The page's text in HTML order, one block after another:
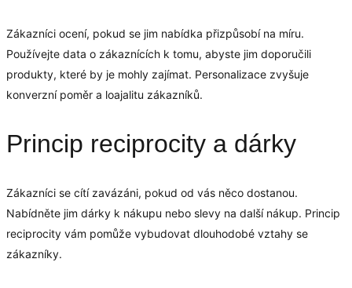
Zákazníci ocení, pokud se jim nabídka přizpůsobí na míru.
Používejte data o zákaznících k tomu, abyste jim doporučili
produkty, které by je mohly zajímat. Personalizace zvyšuje
konverzní poměr a loajalitu zákazníků.
Princip reciprocity a dárky
Zákazníci se cítí zavázáni, pokud od vás něco dostanou.
Nabídněte jim dárky k nákupu nebo slevy na další nákup. Princip
reciprocity vám pomůže vybudovat dlouhodobé vztahy se
zákazníky.